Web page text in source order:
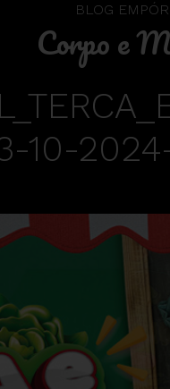
BLOG
Corpo e
10-